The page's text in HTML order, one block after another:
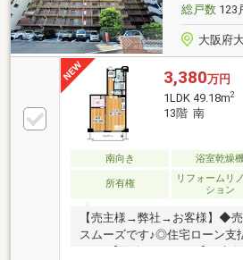
総戸数123
大阪府
3,380万円
1LDK 49.18m2
13階 南
南向き 浴室乾燥
所有権
リフォームリ
ション
【売主様→弊社→お客様】◆
スムーズです♪◎住宅ローン